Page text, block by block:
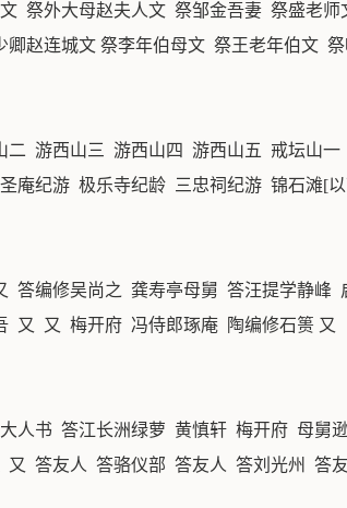
祭外大母赵夫人文 祭邹金吾妻 祭盛老
卿赵连城文 祭李年伯母文 祭王老年伯文
二 游西山三 游西山四 游西山五 戒坛山
庵纪游 极乐寺纪龄 三忠祠纪游 锦石滩[
答编修吴尚之 龚寿亭母舅 答汪提学静
又 又 梅开府 冯侍郎琢庵 陶编修石篑 又
人书 答江长洲绿萝 黄慎轩 梅开府 母舅
又 答友人 答骆仪部 答友人 答刘光州 答